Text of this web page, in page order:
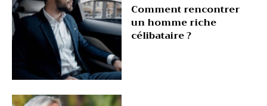
Comment rencontrer
un homme riche
célibataire ?